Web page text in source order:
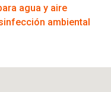
agua y aire
ambiental